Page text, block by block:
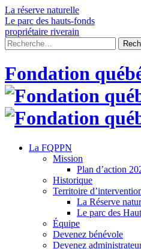
Skip
to
content
La réserve naturelle
Le parc des hauts-fonds
propriétaire riverain
Rechercher :
Fondation
La FQPPN
Mission
Plan d’action
Historique
Territoire
La Réserve
Le parc des
Équipe
Devenez bénévole
Devenez